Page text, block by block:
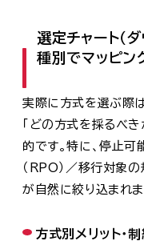
選定チャート（
種別でマッピン
実際に方式を選ぶ際は
「どの方式を採るべ
的です。特に、停止可
（RPO）／移行対象
が自然に絞り込まれま
方式別メリット・